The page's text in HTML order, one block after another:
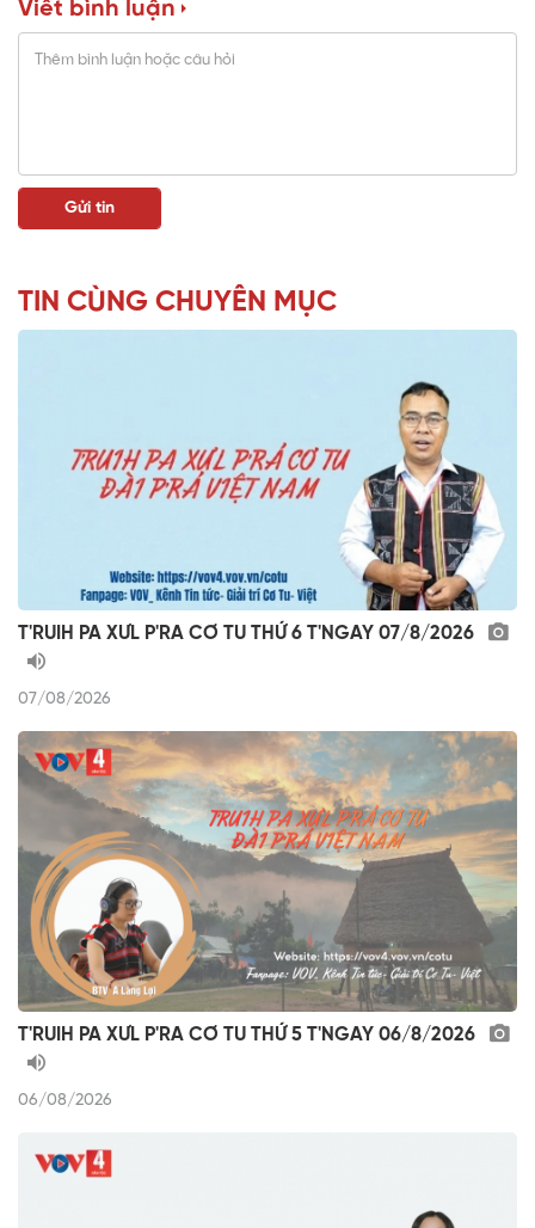
Viết bình luận
TIN CÙNG CHUYÊN MỤC
T'RUIH PA XƯL P'RA CƠ TU THỨ 6 T'NGAY 07/8/2026
07/08/2026
T'RUIH PA XƯL P'RA CƠ TU THỨ 5 T'NGAY 06/8/2026
06/08/2026